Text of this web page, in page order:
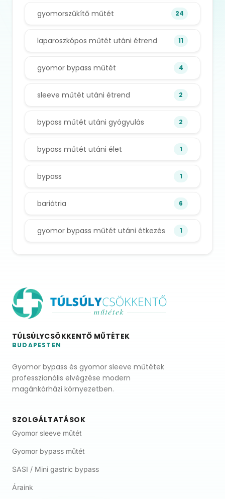
gyomorszűkítő műtét 24
laparoszkópos műtét utáni étrend 11
gyomor bypass műtét 4
sleeve műtét utáni étrend 2
bypass műtét utáni gyógyulás 2
bypass műtét utáni élet 1
bypass 1
bariátria 6
gyomor bypass műtét utáni étkezés 1
TÚLSÚLYCSÖKKENTŐ MŰTÉTEK
BUDAPESTEN
Gyomor bypass és gyomor sleeve műtétek
professzionális elvégzése modern
magánkórházi környezetben.
SZOLGÁLTATÁSOK
Gyomor sleeve műtét
Gyomor bypass műtét
SASI / Mini gastric bypass
Áraink